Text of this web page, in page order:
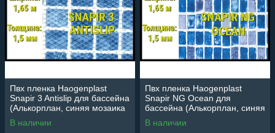
Пвх пленка Haogenplast
Snapir 3 Antislip для бассейна
(Алькорплан, синяя мозаика
противоскользящая, ширина:
1.65 м.)
В наличии
Пвх пленка Haogenplast
Snapir NG Ocean для
бассейна (Алькорплан, синяя
мозаика, ширина: 1.65 м.)
В наличии